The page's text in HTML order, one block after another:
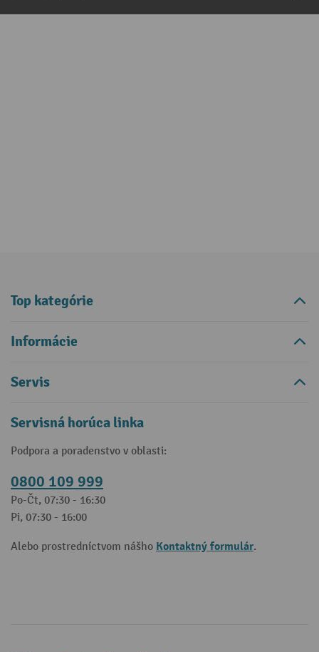
Top kategórie
Informácie
Servis
Servisná horúca linka
Podpora a poradenstvo v oblasti:
0800 109 999
Po-Čt, 07:30 - 16:30
Pi, 07:30 - 16:00
Alebo prostredníctvom nášho Kontaktný formulár.